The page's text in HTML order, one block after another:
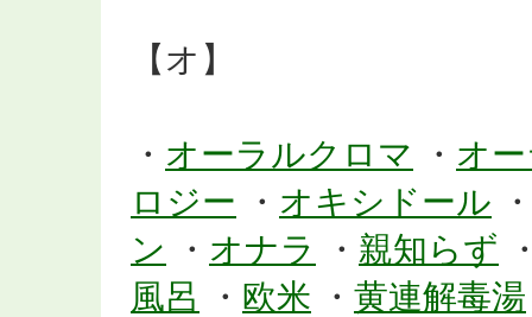
【オ】
・ オーラルクロマ ・ オ
ロジー ・ オキシドール
ン ・ オナラ ・ 親知らず
風呂
・ 欧米 ・ 黄連解毒湯